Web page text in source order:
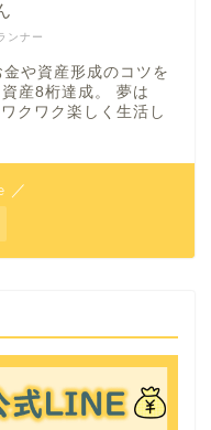
ンナー
や資産形成のコツを
産8桁達成。 夢は
クワク楽しく生活し
／